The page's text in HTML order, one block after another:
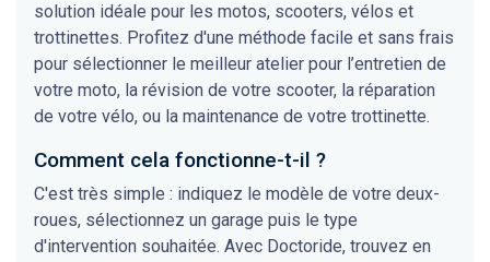
solution idéale pour les motos, scooters, vélos et
trottinettes. Profitez d'une méthode facile et sans frais
pour sélectionner le meilleur atelier pour l’entretien de
votre moto, la révision de votre scooter, la réparation
de votre vélo, ou la maintenance de votre trottinette.
Comment cela fonctionne-t-il ?
C'est très simple : indiquez le modèle de votre deux-
roues, sélectionnez un garage puis le type
d'intervention souhaitée. Avec Doctoride, trouvez en